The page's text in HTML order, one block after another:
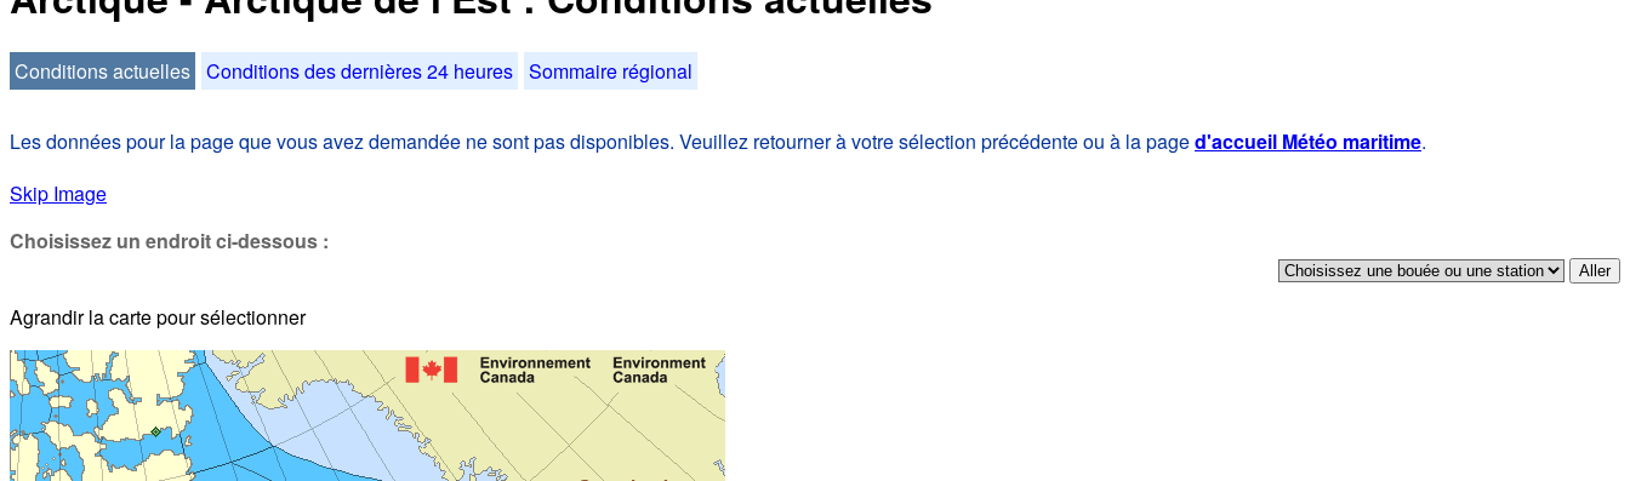
Conditions actuelles Conditions des dernières 24 heures Sommaire régional
Les données pour la page que vous avez demandée ne sont pas disponibles. Veuillez retourner à votre sélection précédente ou à la paged'accueil Météo maritime.
Skip Image
Choisissez un endroit ci-dessous :
Agrandir la carte pour sélectionner